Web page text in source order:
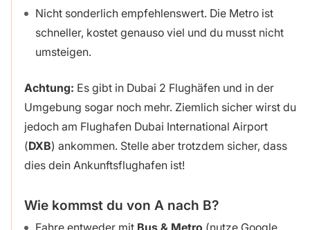
Nicht sonderlich empfehlenswert. Die Metro ist
schneller, kostet genauso viel und du musst nicht
umsteigen.
Achtung: Es gibt in Dubai 2 Flughäfen und in der
Umgebung sogar noch mehr. Ziemlich sicher wirst du
jedoch am Flughafen Dubai International Airport
(DXB) ankommen. Stelle aber trotzdem sicher, dass
dies dein Ankunftsflughafen ist!
Wie kommst du von A nach B?